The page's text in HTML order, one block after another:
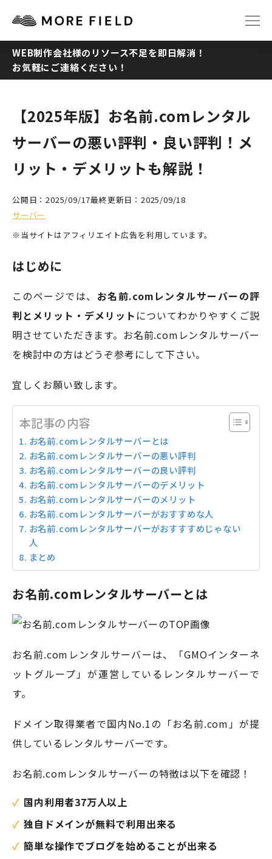
TOP
SERVICE WORKS
Q&A RECRUIT
モアフィールド株式会社
〒420-0858
静岡県静岡市葵区伝馬町1-2 ホテルシティオ静岡3階
会社概要プライバシーポリシー
©2026 More Field Inc.
WEB制作会社様のリソース不足を即日解消！
お気軽にご連絡ください！
【2025年版】お名前.comレンタル
サーバーの悪い評判・良い評判！メ
リット・デメリットも解説！
公開日：2025/09/17最終更新日：2025/09/18
サーバー
※当サイトはアフィリエイト広告を利用しています。
はじめに
このページでは、 お名前.comレンタルサーバーの評
判とメリット・デメリット についてわかりやすくご説
明させていただきます。お名前.comレンタルサーバー
を検討中の方はどうぞ参考にして下さい。
宜しくお願い致します。
本記事の内容
お名前.comレンタルサーバーとは
お名前.comレンタルサーバーの悪い評判
お名前.comレンタルサーバーの良い評判
お名前.comレンタルサーバーのデメリット
お名前.comレンタルサーバーのメリット
お名前.comレンタルサーバーがおすすめな人
お名前.comレンタルサーバーがおすすすめじゃない
人
まとめ
お名前.comレンタルサーバーとは
お名前.comレンタルサーバーは、「GMOインターネ
ットグループ」が運営しているレンタルサーバーで
す。
ドメイン取得業者で国内No.1の「お名前.com」が提
供しているレンタルサーバーです。
お名前.comレンタルサーバーの特徴は以下を確認！
国内利用者37万人以上
独自ドメインが無料で利用出来る
簡単な操作でブログを始めることが出来る